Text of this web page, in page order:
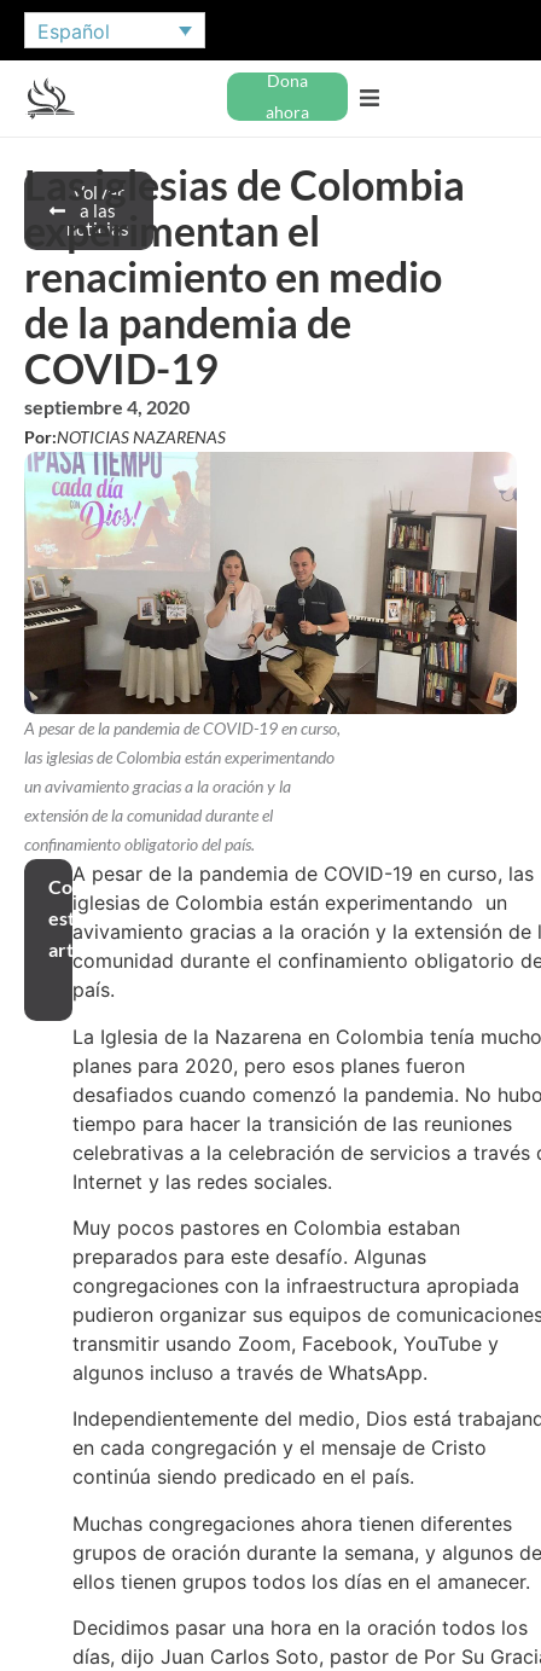
Español
Dona
ahora
Volver
a las
noticias
Las iglesias de Colombia
experimentan el
renacimiento en medio
de la pandemia de
COVID-19
septiembre 4, 2020
Por:NOTICIAS NAZARENAS
A pesar de la pandemia de COVID-19 en curso,
las iglesias de Colombia están experimentando
un avivamiento gracias a la oración y la
extensión de la comunidad durante el
confinamiento obligatorio del país.
Compartir
este
artículo
A pesar de la pandemia de COVID-19 en curso, las
iglesias de Colombia están experimentando un
avivamiento gracias a la oración y la extensión de
comunidad durante el confinamiento obligatorio
país.
La Iglesia de la Nazarena en Colombia tenía
planes para 2020, pero esos planes fueron
desafiados cuando comenzó la pandemia. No
tiempo para hacer la transición de las reuniones
celebrativas a la celebración de servicios a través
Internet y las redes sociales.
Muy pocos pastores en Colombia estaban
preparados para este desafío. Algunas
congregaciones con la infraestructura apropiada
pudieron organizar sus equipos de
transmitir usando Zoom, Facebook, YouTube y
algunos incluso a través de WhatsApp.
Independientemente del medio, Dios está
en cada congregación y el mensaje de Cristo
continúa siendo predicado en el país.
Muchas congregaciones ahora tienen diferentes
grupos de oración durante la semana, y algunos de
ellos tienen grupos todos los días en el amanecer.
Decidimos pasar una hora en la oración todos los
días, dijo Juan Carlos Soto, pastor de Por Su